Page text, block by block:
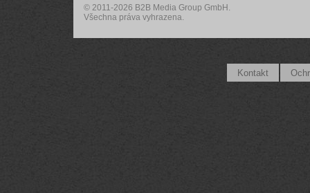
© 2011-2026 B2B Media Group GmbH.
Všechna práva vyhrazena.
Kontakt